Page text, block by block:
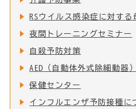
夜間トレーニングセミナー
自殺予防対策
AED（自動体外式除細動器
保健センター
インフルエンザ予防接種に